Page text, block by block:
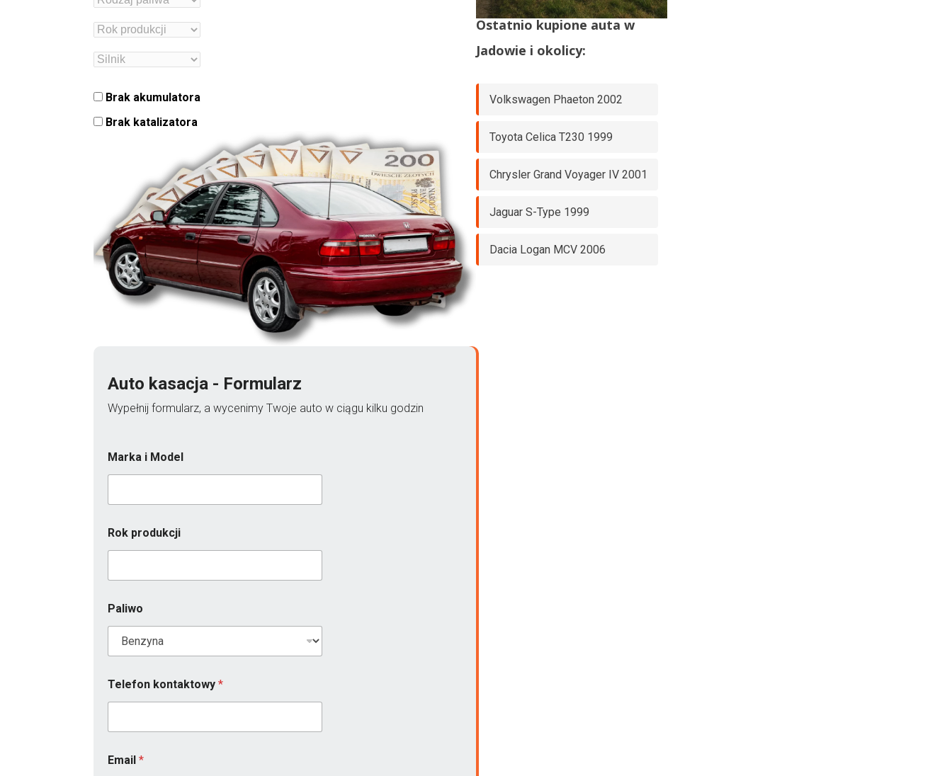
Brak akumulatora
Brak katalizatora
Auto kasacja - Formularz
Wypełnij formularz, a wycenimy Twoje auto w ciągu kilku godzin
Marka i Model
Rok produkcji
Paliwo
Telefon kontaktowy *
Email *
Ostatnio kupione auta w
Jadowie i okolicy:
Volkswagen Phaeton 2002
Toyota Celica T230 1999
Chrysler Grand Voyager IV 2001
Jaguar S-Type 1999
Dacia Logan MCV 2006